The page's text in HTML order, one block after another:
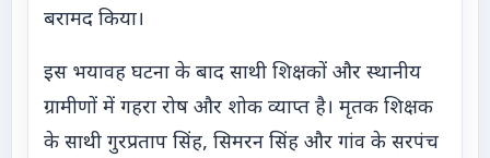
बरामद किया।
इस भयावह घटना के बाद साथी शिक्षकों और स्थानीय
ग्रामीणों में गहरा रोष और शोक व्याप्त है। मृतक शिक्षक
के साथी गुरप्रताप सिंह, सिमरन सिंह और गांव के सरपंच